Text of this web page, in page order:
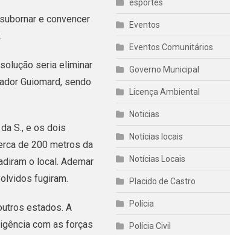
e convencer
seria eliminar
Guiomard, sendo
S., e os dois
de 200 metros da
o local. Ademar
fugiram.
estados. A
com as forças
esportes
Eventos
Eventos Comunitários
Governo Municipal
Licença Ambiental
Noticias
Notícias locais
Notícias Locais
Placido de Castro
Polícia
Polícia Civil